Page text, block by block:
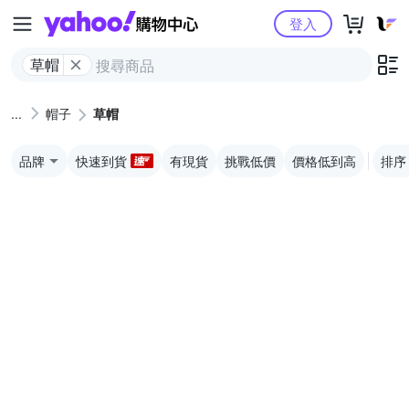
Yahoo購物中心
草帽
登入
帽子 草帽
品牌 快速到貨 有現貨 挑戰低價 價格低到高 排序